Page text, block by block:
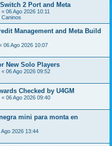
2 Port and Meta
« 06 Ago 2026 10:11
Management and Meta Build
06 Ago 2026 10:07
New Solo Players
« 06 Ago 2026 09:52
Checked by U4GM
« 06 Ago 2026 09:40
mini para monta en
Ago 2026 13:44